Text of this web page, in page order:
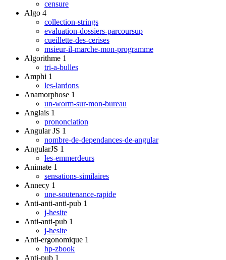
censure
Algo 4
collection-strings
evaluation-dossiers-parcoursup
cueillette-des-cerises
msieur-il-marche-mon-programme
Algorithme 1
tri-a-bulles
Amphi 1
les-lardons
Anamorphose 1
un-worm-sur-mon-bureau
Anglais 1
prononciation
Angular JS 1
nombre-de-dependances-de-angular
AngularJS 1
les-emmerdeurs
Animate 1
sensations-similaires
Annecy 1
une-soutenance-rapide
Anti-anti-anti-pub 1
j-hesite
Anti-anti-pub 1
j-hesite
Anti-ergonomique 1
hp-zbook
Anti-pub 1